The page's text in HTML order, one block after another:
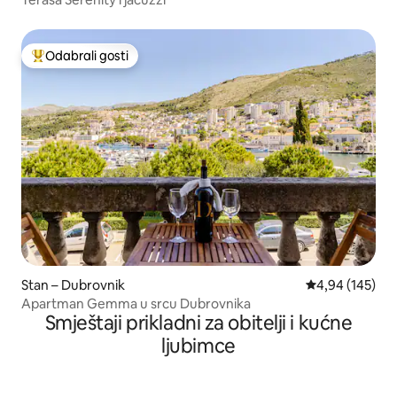
Među najviše rangiranima s oznakom „Odabrali gosti”
Odabrali gosti
Stan – Dubrovnik Prosječna
4,94 (145)
Apartman Gemma u srcu Dubrovnika
Smještaji prikladni za obitelji i kućne
ljubimce